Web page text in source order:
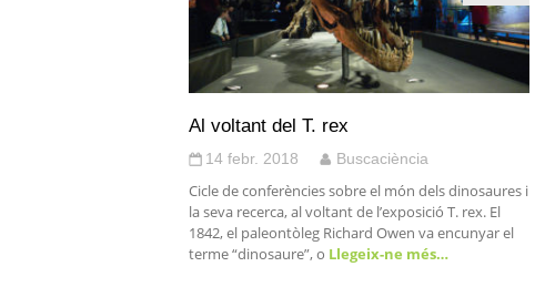
Al voltant del T. rex
14 febr. 2018 Buscaciència
Cicle de conferències sobre el món dels dinosaures i
la seva recerca, al voltant de l’exposició T. rex. El
1842, el paleontòleg Richard Owen va encunyar el
terme “dinosaure”, o Llegeix-ne més…